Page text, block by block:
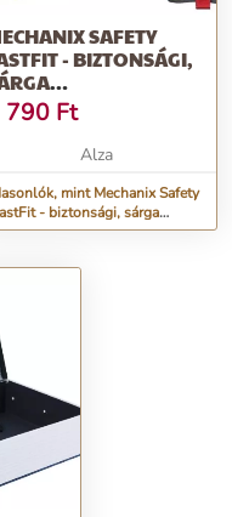
SAFETY
- BIZTONSÁGI,
790 Ft
Alza
mint Mechanix Safety
- biztonsági, sárga